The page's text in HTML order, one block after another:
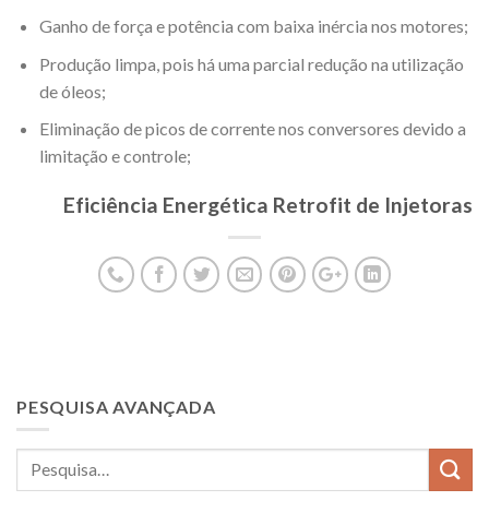
Ganho de força e potência com baixa inércia nos motores;
Produção limpa, pois há uma parcial redução na utilização
de óleos;
Eliminação de picos de corrente nos conversores devido a
limitação e controle;
Eficiência Energética Retrofit de Injetoras
PESQUISA AVANÇADA